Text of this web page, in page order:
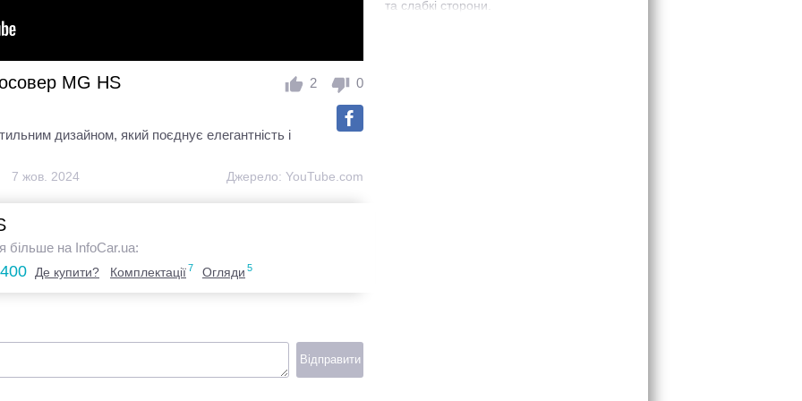
2 0
MG HS
дизайном, який поєднує елегантність і
Джерело: YouTube.com
7 жов. 2024
більше на InfoCar.ua:
Де купити? Комплектації7 Огляди 5
Відправити
та слабкі сторони.